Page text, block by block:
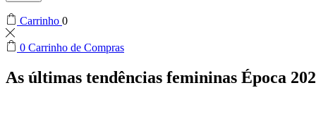
Carrinho 0
0 Carrinho de Compras
As últimas tendências femininas Época